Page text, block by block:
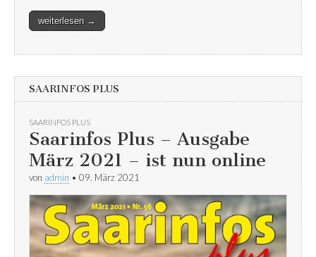
weiterlesen →
SAARINFOS PLUS
SAARINFOS PLUS
Saarinfos Plus – Ausgabe
März 2021 – ist nun online
von admin • 09. März 2021